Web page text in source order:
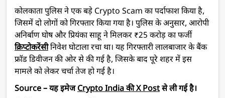
कोलकाता पुलिस ने एक बड़े Crypto Scam का पर्दाफाश किया है,
जिसमें दो लोगों को गिरफ्तार किया गया है। पुलिस के अनुसार, आरोपी
अनिर्बाण घोष और प्रियंका साहू ने मिलकर ₹25 करोड़ का फर्जी
क्रिप्टोकरेंसीनिवेश घोटाला रचा था। यह गिरफ्तारी लालबाजार के बैंक
फ्रॉड डिवीजन की ओर से की गई है, जिसके बाद पूरे शहर में इस
मामले को लेकर चर्चा तेज हो गई है।
Source – यह इमेजCrypto India की X Postसे ली गई है।